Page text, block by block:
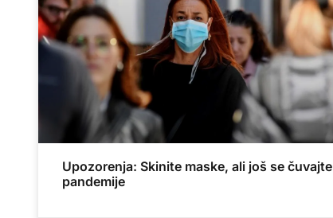
Upozorenja: Skinite maske, ali još se čuvajte
pandemije